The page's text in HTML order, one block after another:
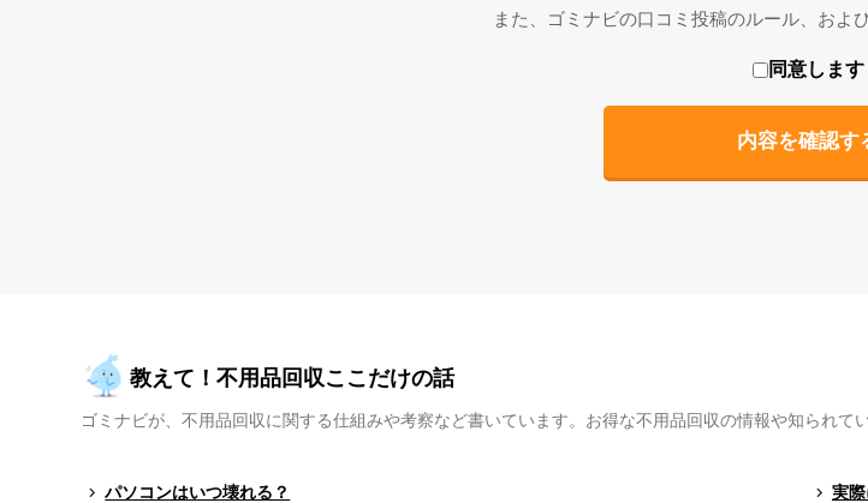
また、ゴミナビの口コミ投稿のルール、およ
同意します
教えて！不用品回収ここだけの話
ゴミナビが、不用品回収に関する仕組みや考察など書いています。お得な不用品回収の情報や知られて
パソコンはいつ壊れる？
実